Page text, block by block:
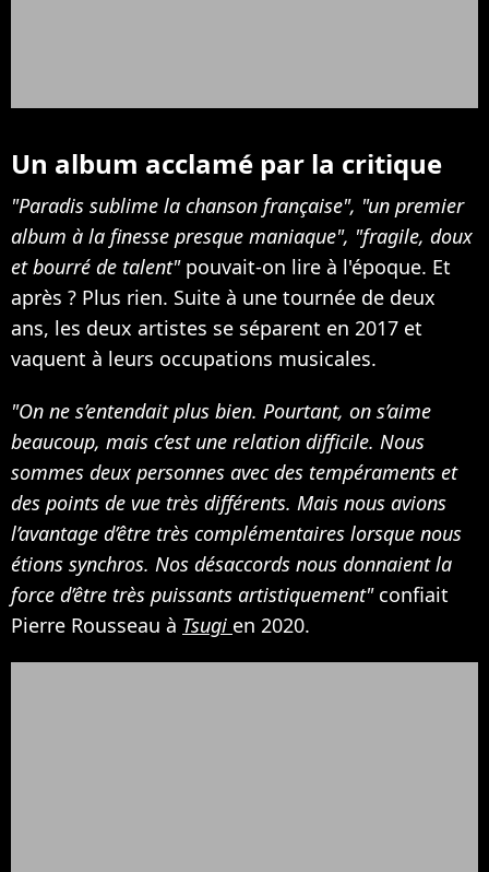
Un album acclamé par la critique
"Paradis sublime la chanson française", "un premier
album à la finesse presque maniaque", "fragile, doux
et bourré de talent"pouvait-on lire à l'époque. Et
après ? Plus rien. Suite à une tournée de deux
ans, les deux artistes se séparent en 2017 et
vaquent à leurs occupations musicales.
"On ne s’entendait plus bien. Pourtant, on s’aime
beaucoup, mais c’est une relation difficile. Nous
sommes deux personnes avec des tempéraments et
des points de vue très différents. Mais nous avions
l’avantage d’être très complémentaires lorsque nous
étions synchros. Nos désaccords nous donnaient la
force d’être très puissants artistiquement" confiait
Pierre Rousseau à Tsugi en 2020.